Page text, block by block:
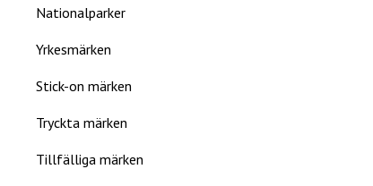
Nationalparker
Yrkesmärken
Stick-on märken
Tryckta märken
Tillfälliga märken